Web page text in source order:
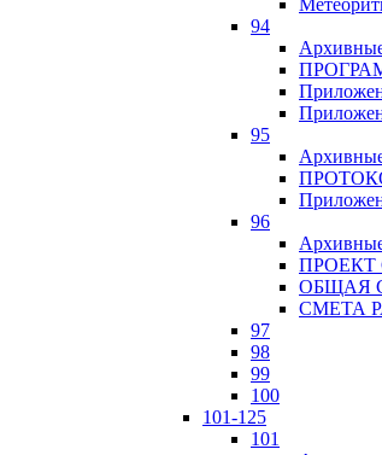
94
95
96
ПРОЕКТ
ОБЩАЯ
СМЕТА
97
98
99
100
101-125
101